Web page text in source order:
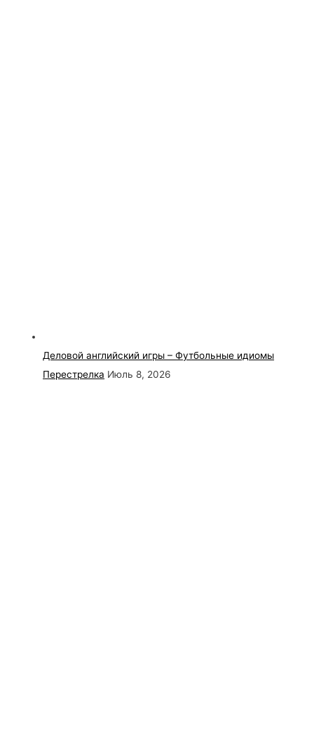
Деловой английский игры – Футбольные идиомы
Перестрелка Июль 8, 2026